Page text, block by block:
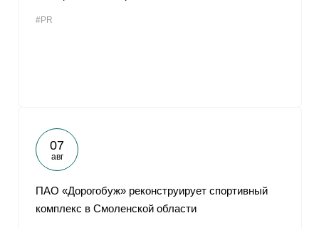
#PR
07
авг
ПАО «Дорогобуж» реконструирует спортивный
комплекс в Смоленской области